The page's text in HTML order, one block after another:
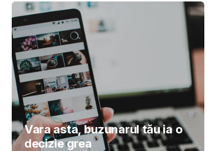
Vara asta, buzunarul tău ia o
decizie grea